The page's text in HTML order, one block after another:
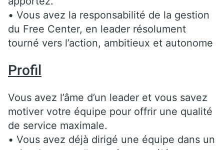
• Vous avez la responsabilité de la gestion
du Free Center, en leader résolument
tourné vers l’action, ambitieux et autonome
Profil
Vous avez l’âme d’un leader et vous savez
motiver votre équipe pour offrir une qualité
de service maximale.
• Vous avez déjà dirigé une équipe dans un